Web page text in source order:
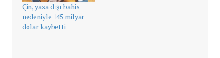
Çin, yasa dışı bahis
nedeniyle 145 milyar
dolar kaybetti